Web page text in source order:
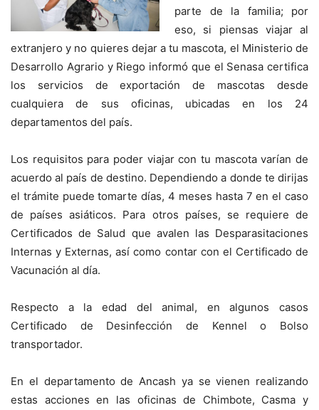
parte de la familia; por
eso, si piensas viajar al
extranjero y no quieres dejar a tu mascota, el Ministerio de
Desarrollo Agrario y Riego informó que el Senasa certifica
los servicios de exportación de mascotas desde
cualquiera de sus oficinas, ubicadas en los 24
departamentos del país.
Los requisitos para poder viajar con tu mascota varían de
acuerdo al país de destino. Dependiendo a donde te dirijas
el trámite puede tomarte días, 4 meses hasta 7 en el caso
de países asiáticos. Para otros países, se requiere de
Certificados de Salud que avalen las Desparasitaciones
Internas y Externas, así como contar con el Certificado de
Vacunación al día.
Respecto a la edad del animal, en algunos casos
Certificado de Desinfección de Kennel o Bolso
transportador.
En el departamento de Ancash ya se vienen realizando
estas acciones en las oficinas de Chimbote, Casma y